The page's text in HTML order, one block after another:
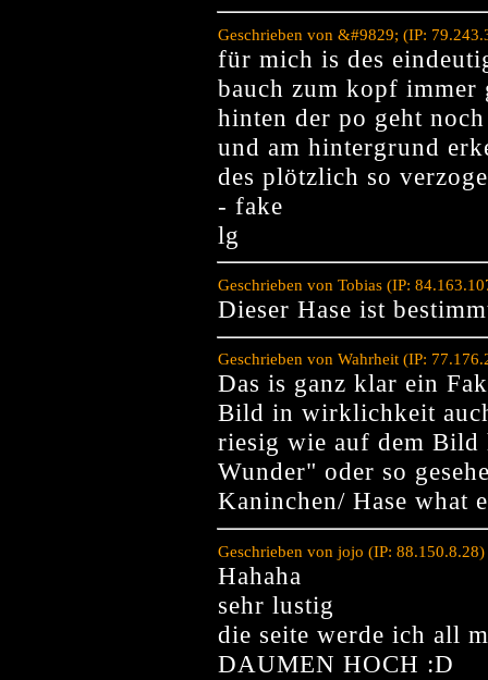
Geschrieben von &#9829; (IP:
für mich is des
bauch zum kopf
hinten der po geht
und am hintergrund
des plötzlich so
- fake
lg
Geschrieben von Tobias (IP:
Dieser Hase ist
Geschrieben von Wahrheit (IP:
Das is ganz klar ein
Bild in wirklichkeit
riesig wie auf dem Bild
Wunder" oder so
Kaninchen/ Hase what
Geschrieben von jojo (IP:
Hahaha
sehr lustig
die seite werde ich all
DAUMEN HOCH :D